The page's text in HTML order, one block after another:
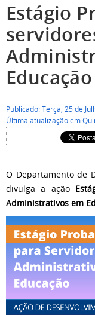
Estágio
Educação
Publicado: Terça, 25 de
Última atualização em
O Departamento de
divulga a ação
Administrativos em